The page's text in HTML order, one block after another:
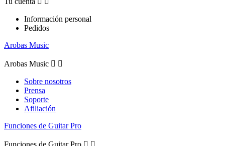
Información personal
Pedidos
Arobas Music
Arobas Music  
Sobre nosotros
Prensa
Soporte
Afiliación
Funciones de Guitar Pro
Funciones de Guitar Pro  